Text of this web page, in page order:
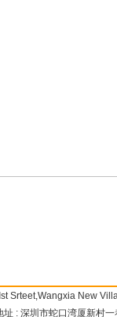
Srteet,Wangxia New
址 : 深圳市蛇口湾厦新村